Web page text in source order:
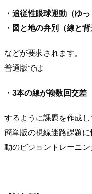
・追従性眼球運動（ゆ
・図と地の弁別（線と背
などが要求されます。
普通版では
・3本の線が複数回交差
するように課題を作成し
簡単版の視線迷路課題
動のビジョントレーニン